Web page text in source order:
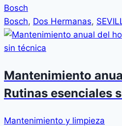
Bosch
Bosch, Dos Hermanas,
Mantenimiento
Rutinas esenciales
Mantenimiento y limpieza